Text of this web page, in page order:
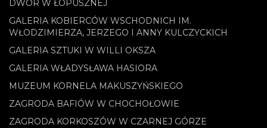
DWÓR W ŁOPUSZNEJ
GALERIA KOBIERCÓW WSCHODNICH IM.
WŁODZIMIERZA, JERZEGO I ANNY KULCZYCKICH
GALERIA SZTUKI W WILLI OKSZA
GALERIA WŁADYSŁAWA HASIORA
MUZEUM KORNELA MAKUSZYŃSKIEGO
ZAGRODA BAFIÓW W CHOCHOŁOWIE
ZAGRODA KORKOSZÓW W CZARNEJ GÓRZE